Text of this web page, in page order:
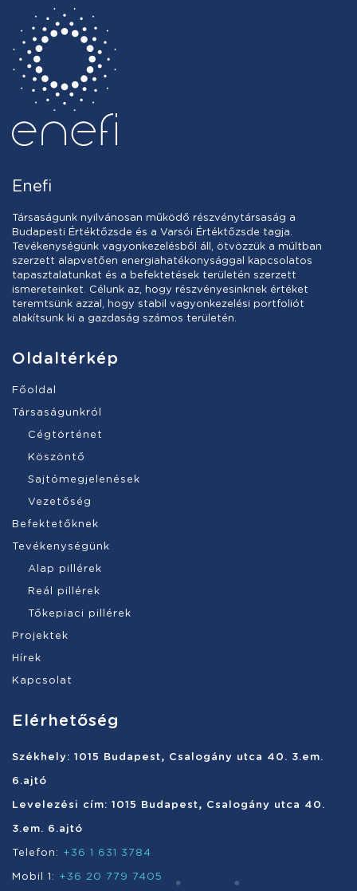
Enefi
Társaságunk nyilvánosan működő részvénytársaság a
Budapesti Értéktőzsde és a Varsói Értéktőzsde tagja.
Tevékenységünk vagyonkezelésből áll, ötvözzük a múltban
szerzett alapvetően energiahatékonysággal kapcsolatos
tapasztalatunkat és a befektetések területén szerzett
ismereteinket. Célunk az, hogy részvényesinknek értéket
teremtsünk azzal, hogy stabil vagyonkezelési portfoliót
alakítsunk ki a gazdaság számos területén.
Oldaltérkép
Főoldal
Társaságunkról
Cégtörténet
Köszöntő
Sajtómegjelenések
Vezetőség
Befektetőknek
Tevékenységünk
Alap pillérek
Reál pillérek
Tőkepiaci pillérek
Projektek
Hírek
Kapcsolat
Elérhetőség
Székhely: 1015 Budapest, Csalogány utca 40. 3.em.
6.ajtó
Levelezési cím: 1015 Budapest, Csalogány utca 40.
3.em. 6.ajtó
Telefon: +36 1 631 3784
Mobil 1: +36 20 779 7405